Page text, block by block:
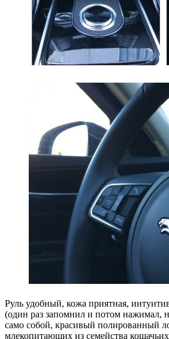
Руль удобный, кожа приятная,
(один раз запомнил и потом нажимал,
само собой, красивый полированный
млекопитающих из семейства